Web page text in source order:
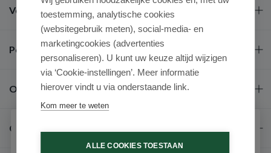
Veel gestelde vragen
Populaire merken
Over ons
Contact
toestemming, analytische cookies
(websitegebruik meten), social-media- en
marketingcookies (advertenties
personaliseren). U kunt uw keuze altijd wijzigen
via ‘Cookie-instellingen’. Meer informatie
hierover vindt u via onderstaande link.
Kom meer te weten
ALLE COOKIES TOESTAAN
Schrijf je in voor onze nieuwsbrief
Ontvang als eerste de beste aanbiedingen en persoonlijk